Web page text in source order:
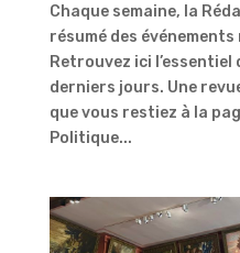
Chaque semaine, la
résumé des
Retrouvez ici
derniers jours. Une
que vous restiez à la
Politique...